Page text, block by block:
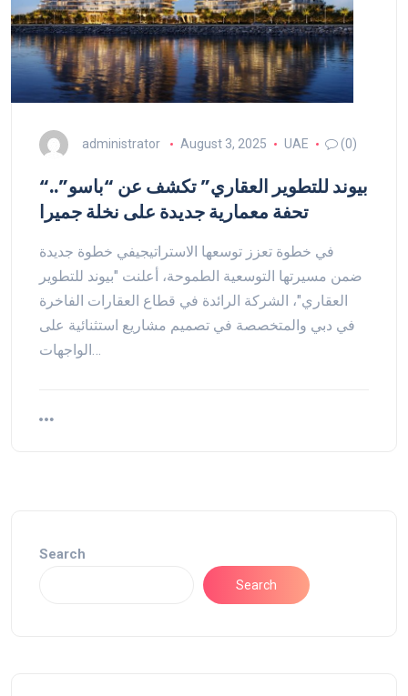
administrator August 3, 2025 UAE (0)
“بيوند للتطوير العقاري” تكشف عن “باسو”..
تحفة معمارية جديدة على نخلة جميرا
في خطوة تعزز توسعها الاستراتيجيفي خطوة جديدة
ضمن مسيرتها التوسعية الطموحة، أعلنت "بيوند للتطوير
العقاري"، الشركة الرائدة في قطاع العقارات الفاخرة
في دبي والمتخصصة في تصميم مشاريع استثنائية على
الواجهات…
Search
Search